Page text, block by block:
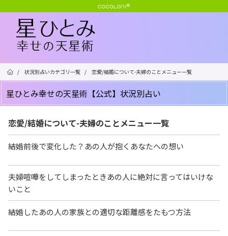
/ 状況別占いカテゴリ一覧 / 恋愛/結婚について-夫婦のことメニュー一覧
星ひとみ幸せの天星術【公式】状況別占い
恋愛/結婚について-夫婦のことメニュー一覧
結婚前後で変化した？あの人が抱くあなたへの想い
夫婦喧嘩をしてしまったときあの人に絶対に言ってはいけな
いこと
結婚したあの人の家族との適切な距離感をたもつ方法